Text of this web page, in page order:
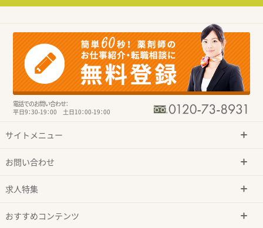
電話でのお問い合わせ：
平日9：30-19：00 土日10：00-19：00
サイトメニュー
お問い合わせ
求人特集
おすすめコンテンツ